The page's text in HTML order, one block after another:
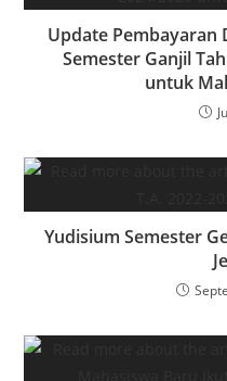
Update Pembayaran
Semester Ganjil
untuk
Yudisium Semester